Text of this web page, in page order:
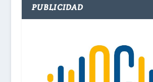
PUBLICIDAD